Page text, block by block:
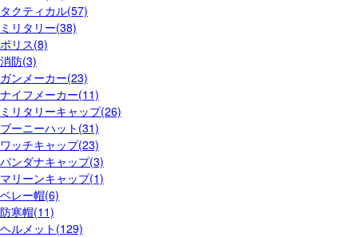
タクティカル(57)
ミリタリー(38)
ポリス(8)
消防(3)
ガンメーカー(23)
ナイフメーカー(11)
ミリタリーキャップ(26)
ブーニーハット(31)
ワッチキャップ(23)
バンダナキャップ(3)
マリーンキャップ(1)
ベレー帽(6)
防寒帽(11)
ヘルメット(129)